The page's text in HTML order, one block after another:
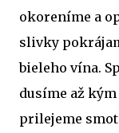
okoreníme a
slivky
bieleho vína.
dusíme až
prilejeme